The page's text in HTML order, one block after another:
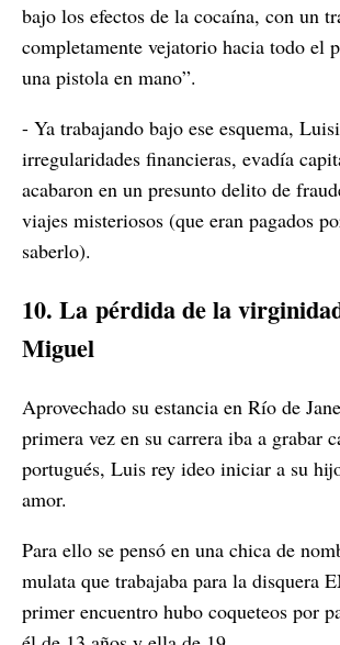
bajo los efectos de la cocaína, con un
completamente vejatorio hacia todo el
una pistola en mano”.
- Ya trabajando bajo ese esquema,
irregularidades financieras, evadía
acabaron en un presunto delito de
viajes misteriosos (que eran pagados
saberlo).
10. La pérdida de la
Miguel
Aprovechado su estancia en Río de
primera vez en su carrera iba a grabar
portugués, Luis rey ideo iniciar a su
amor.
Para ello se pensó en una chica de
mulata que trabajaba para la disquera
primer encuentro hubo coqueteos por